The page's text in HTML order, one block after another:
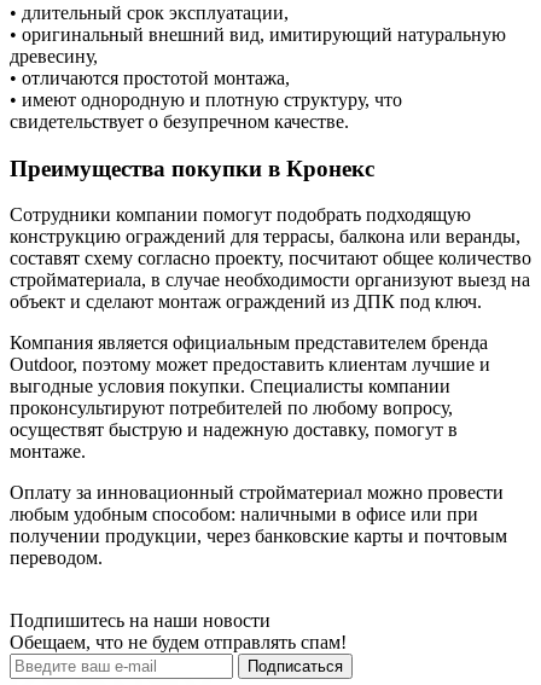
• длительный срок эксплуатации,
• оригинальный внешний вид, имитирующий натуральную
древесину,
• отличаются простотой монтажа,
• имеют однородную и плотную структуру, что
свидетельствует о безупречном качестве.
Преимущества покупки в Кронекс
Сотрудники компании помогут подобрать подходящую
конструкцию ограждений для террасы, балкона или веранды,
составят схему согласно проекту, посчитают общее количество
стройматериала, в случае необходимости организуют выезд на
объект и сделают монтаж ограждений из ДПК под ключ.
Компания является официальным представителем бренда
Outdoor, поэтому может предоставить клиентам лучшие и
выгодные условия покупки. Специалисты компании
проконсультируют потребителей по любому вопросу,
осуществят быструю и надежную доставку, помогут в
монтаже.
Оплату за инновационный стройматериал можно провести
любым удобным способом: наличными в офисе или при
получении продукции, через банковские карты и почтовым
переводом.
Подпишитесь на наши новости
Обещаем, что не будем отправлять спам!